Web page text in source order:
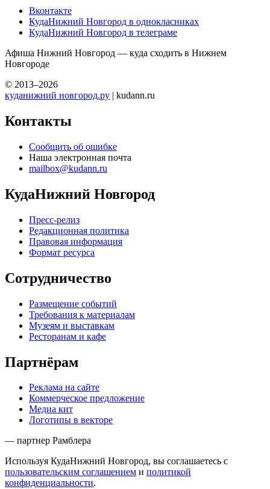
Вконтакте
КудаНижний Новгород в однокласниках
КудаНижний Новгород в телеграме
Афиша Нижний Новгород — куда сходить в Нижнем
Новгороде
© 2013–2026
куданижний новгород.ру | kudann.ru
Контакты
Сообщить об ошибке
Наша электронная почта
mailbox@kudann.ru
КудаНижний Новгород
Пресс-релиз
Редакционная политика
Правовая информация
Формат ресурса
Сотрудничество
Размещение событий
Требования к материалам
Музеям и выставкам
Ресторанам и кафе
Партнёрам
Реклама на сайте
Коммерческое предложение
Медиа кит
Логотипы в векторе
— партнер Рамблера
Используя КудаНижний Новгород, вы соглашаетесь с
пользовательским соглашением и политикой
конфиденциальности.